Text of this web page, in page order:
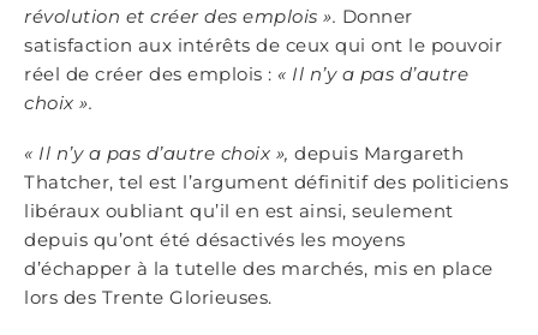
révolution et créer des emplois ». Donner
satisfaction aux intérêts de ceux qui ont le pouvoir
réel de créer des emplois : « Il n’y a pas d’autre
choix ».
« Il n’y a pas d’autre choix », depuis Margareth
Thatcher, tel est l’argument définitif des politiciens
libéraux oubliant qu’il en est ainsi, seulement
depuis qu’ont été désactivés les moyens
d’échapper à la tutelle des marchés, mis en place
lors des Trente Glorieuses.